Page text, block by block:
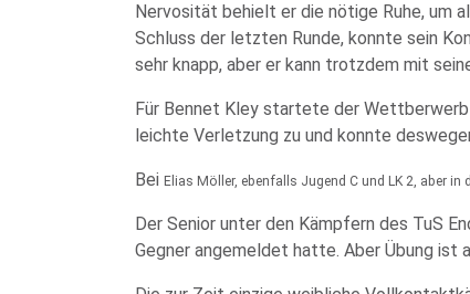
Nervosität behielt er die nötige Ruhe, um
Schluss der letzten Runde, konnte sein
sehr knapp, aber er kann trotzdem mit
Für Bennet Kley startete der Wettberwerb
leichte Verletzung zu und konnte
Bei Elias Möller, ebenfalls Jugend C und LK 2, aber
Der Senior unter den Kämpfern des TuS
Gegner angemeldet hatte. Aber Übung ist